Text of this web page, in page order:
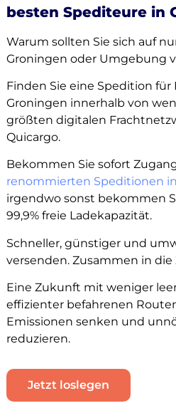
besten Spediteure in
Warum sollten Sie sich auf
Groningen oder Umgebung
Finden Sie eine Spedition
Groningen innerhalb von
größten digitalen
Quicargo.
Bekommen Sie sofort
renommierten Speditionen
irgendwo sonst bekommen
99,9% freie Ladekapazität.
Schneller, günstiger und
versenden. Zusammen in
Eine Zukunft mit weniger
effizienter befahrenen
Emissionen senken und
reduzieren.
Jetzt loslegen